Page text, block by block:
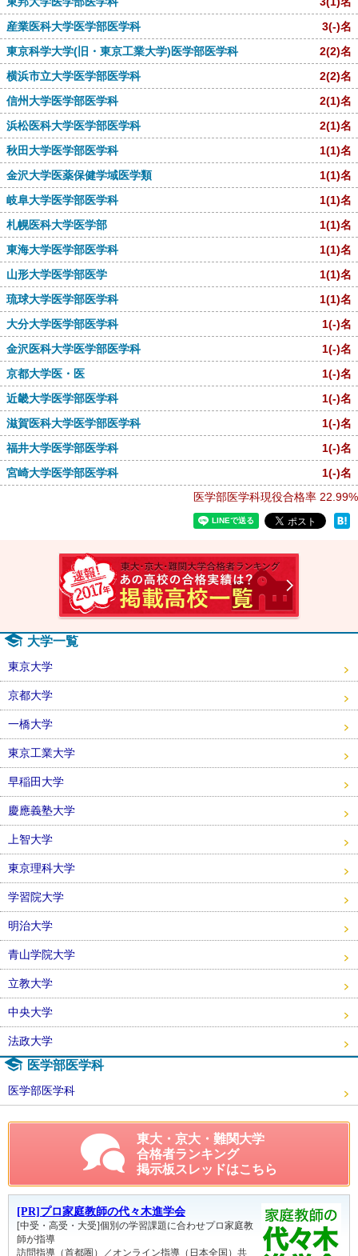
産業医科大学医学部医学科
3(-)名
東京科学大学(旧・東京工業大学)医学部医学科
2(2)名
横浜市立大学医学部医学科
2(2)名
信州大学医学部医学科
2(1)名
浜松医科大学医学部医学科
2(1)名
秋田大学医学部医学科
1(1)名
金沢大学医薬保健学域医学類
1(1)名
岐阜大学医学部医学科
1(1)名
札幌医科大学医学部
1(1)名
東海大学医学部医学科
1(1)名
山形大学医学部医学
1(1)名
琉球大学医学部医学科
1(1)名
大分大学医学部医学科
1(-)名
金沢医科大学医学部医学科
1(-)名
京都大学医・医
1(-)名
近畿大学医学部医学科
1(-)名
滋賀医科大学医学部医学科
1(-)名
福井大学医学部医学科
1(-)名
宮崎大学医学部医学科
1(-)名
医学部医学科現役合格率 22.99%
大学一覧
東京大学
京都大学
一橋大学
東京工業大学
早稲田大学
慶應義塾大学
上智大学
東京理科大学
学習院大学
明治大学
青山学院大学
立教大学
中央大学
法政大学
医学部医学科
医学部医学科
東大・京大・難関大学
合格者ランキング
掲示板スレッドはこちら